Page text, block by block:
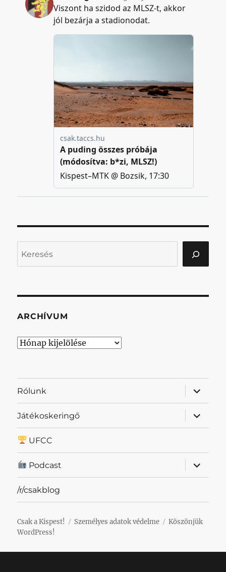
ARCHÍVUM
Archívum
Rólunk
almenü
Játékoskeringő
almenü
UFCC
Podcast
almenü
/r/csakblog
Csak a Kispest! Személyes adatok védelme
Köszönjük
WordPress!